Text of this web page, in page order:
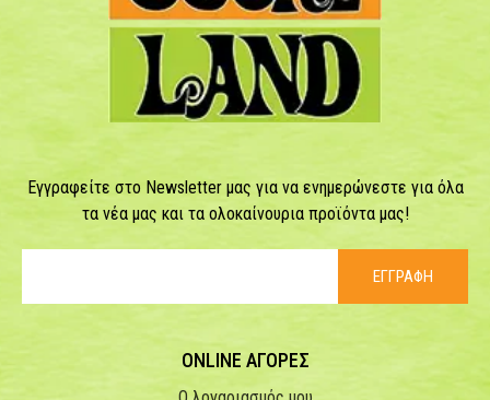
Εγγραφείτε στο Newsletter μας για να ενημερώνεστε για όλα
τα νέα μας και τα ολοκαίνουρια προϊόντα μας!
ΕΓΓΡΑΦΗ
ONLINE ΑΓΟΡΕΣ